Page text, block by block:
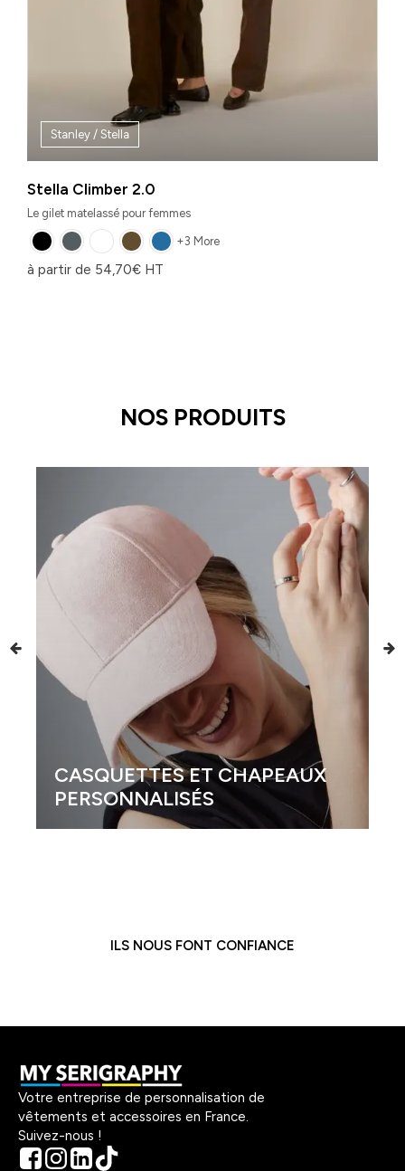
Stanley / Stella
Stella Climber 2.0
Le gilet matelassé pour femmes
+3 More
à partir de 54,70€ HT
NOS PRODUITS
GOBELETS PERSONNALISÉS
ILS NOUS FONT CONFIANCE
Votre entreprise de personnalisation de
vêtements et accessoires en France.
Suivez-nous !